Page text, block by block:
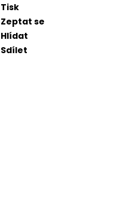
Tisk
Zeptat se
Hlídat
Sdílet